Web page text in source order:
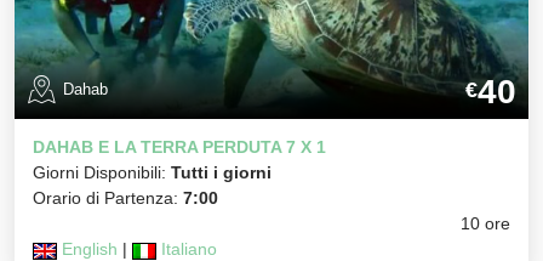
Dahab €40
DAHAB E LA TERRA PERDUTA 7 X 1
Giorni Disponibili: Tutti i giorni
Orario di Partenza: 7:00
10 ore
English | Italiano